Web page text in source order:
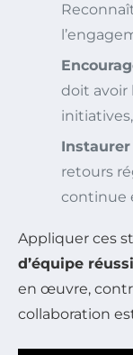
doit avoir
retours
continue
Appliquer ces
d’équipe réussi
en œuvre,
collaboration